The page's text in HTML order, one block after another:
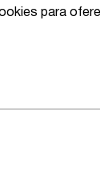
para